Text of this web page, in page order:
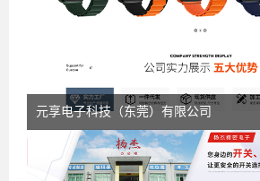
元享电子科技（东莞）有限公司